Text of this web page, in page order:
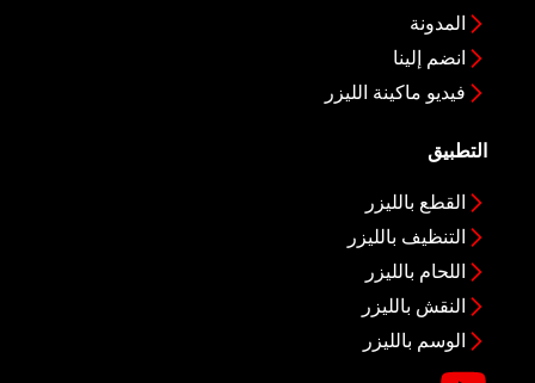
المدونة
انضم إلينا
فيديو ماكينة الليزر
التطبيق
القطع بالليزر
التنظيف بالليزر
اللحام بالليزر
النقش بالليزر
الوسم بالليزر